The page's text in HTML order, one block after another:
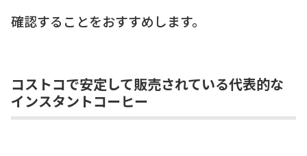
確認することをおすすめします。
コストコで安定して販売されている代表的な
インスタントコーヒー